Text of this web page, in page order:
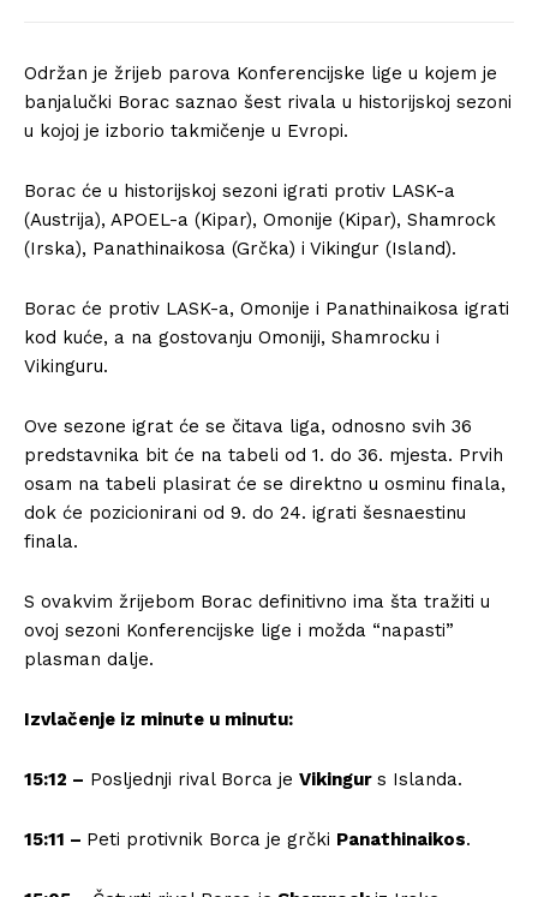
Održan je žrijeb parova Konferencijske lige u kojem je
banjalučki Borac saznao šest rivala u historijskoj sezoni
u kojoj je izborio takmičenje u Evropi.
Borac će u historijskoj sezoni igrati protiv LASK-a
(Austrija), APOEL-a (Kipar), Omonije (Kipar), Shamrock
(Irska), Panathinaikosa (Grčka) i Vikingur (Island).
Borac će protiv LASK-a, Omonije i Panathinaikosa igrati
kod kuće, a na gostovanju Omoniji, Shamrocku i
Vikinguru.
Ove sezone igrat će se čitava liga, odnosno svih 36
predstavnika bit će na tabeli od 1. do 36. mjesta. Prvih
osam na tabeli plasirat će se direktno u osminu finala,
dok će pozicionirani od 9. do 24. igrati šesnaestinu
finala.
S ovakvim žrijebom Borac definitivno ima šta tražiti u
ovoj sezoni Konferencijske lige i možda “napasti”
plasman dalje.
Izvlačenje iz minute u minutu:
15:12 – Posljednji rival Borca je Vikingur s Islanda.
15:11 – Peti protivnik Borca je grčki Panathinaikos.